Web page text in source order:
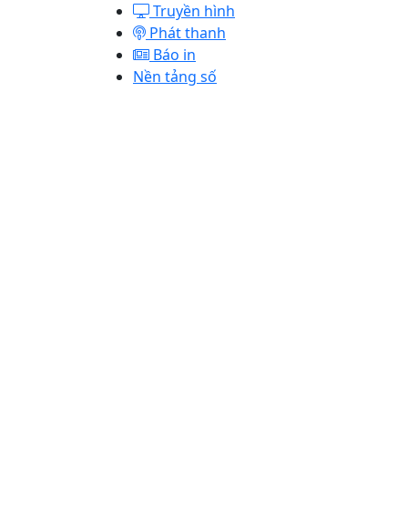
Truyền hình
Phát thanh
Báo in
Nền tảng số